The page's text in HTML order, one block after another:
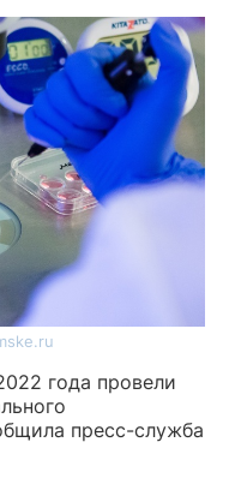
года провели
пресс-служба